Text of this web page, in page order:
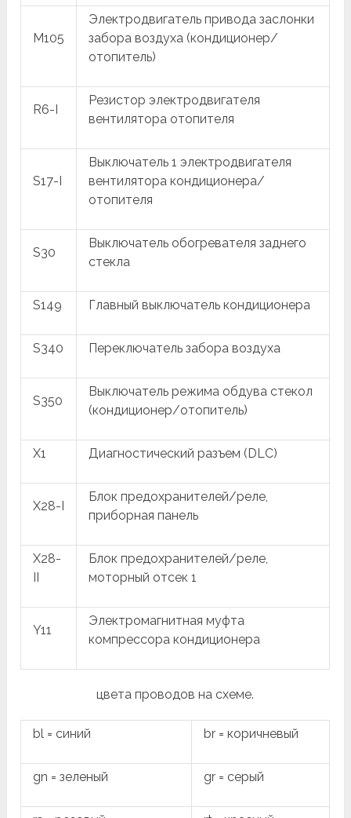
M105
Электродвигатель привода заслонки
забора воздуха (кондиционер/
отопитель)
R6-I
Резистор электродвигателя
вентилятора отопителя
S17-I
Выключатель 1 электродвигателя
вентилятора кондиционера/
отопителя
S30
Выключатель обогревателя заднего
стекла
S149 Главный выключатель кондиционера
S340 Переключатель забора воздуха
S350
Выключатель режима обдува стекол
(кондиционер/отопитель)
X1 Диагностический разъем (DLC)
X28-I
Блок предохранителей/реле,
приборная панель
X28-
II
Блок предохранителей/реле,
моторный отсек 1
Y11
Электромагнитная муфта
компрессора кондиционера
цвета проводов на схеме.
bl = синий br = коричневый
gn = зеленый gr = серый